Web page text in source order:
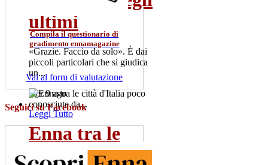
ultimi
«Grazie. Faccio da solo». È dai
piccoli particolari che si giudica
un...
mer 9 ago
Leggi Tutto
Enna tra le
città d'Italia
Compila il questionario di
gradimento ennamagazine
Vai al form di valutazione
Seguici su Facebook